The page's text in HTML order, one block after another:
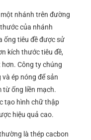
nhánh trên đường
của nhánh
ống tiêu đề được sử
kích thước tiêu đề,
Công ty chúng
ép nóng để sản
từ ống liền mạch.
tạo hình chữ thập
hiệu quả cao.
là thép cacbon